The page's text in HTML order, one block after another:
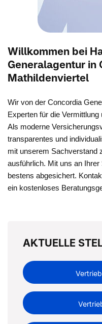
Willkommen bei
Generalagentur in
Mathildenviertel
Wir von der Concordia
Experten für die
Als moderne
transparentes und
mit unserem Sachverstand
ausführlich. Mit uns an
bestens abgesichert.
ein kostenloses
AKTUELLE